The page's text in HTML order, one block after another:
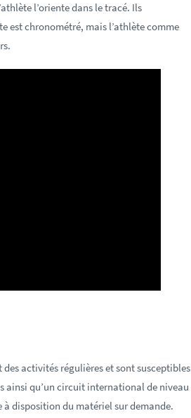
l’oriente dans le tracé. Ils
est chronométré, mais l’athlète comme
des activités régulières et sont susceptibles
qu’un circuit international de niveau
disposition du matériel sur demande.